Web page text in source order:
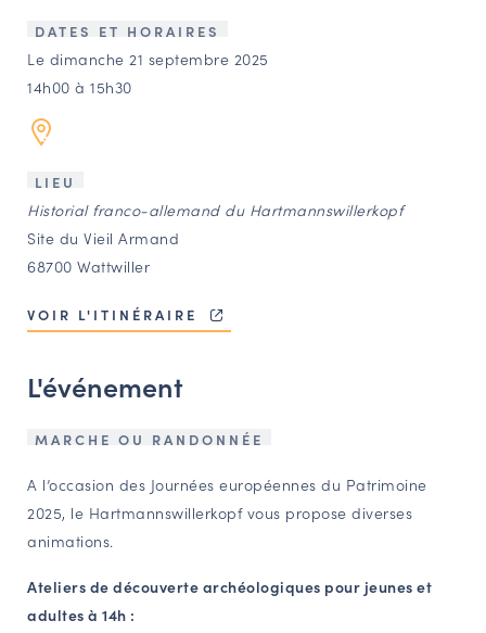
CONTACT
Agenda
Annuaire
Ressources
BOURSE D’ÉCHANGE
CARTES DES NAUDIN
Espace acteurs
NAVIGATION FILTRÉE « ACTEURS »
DATES ET HORAIRES
Le dimanche 21 septembre 2025
14h00 à 15h30
LIEU
Historial franco-allemand du Hartmannswillerkopf
Site du Vieil Armand
68700 Wattwiller
VOIR L'ITINÉRAIRE
L'événement
MARCHE OU RANDONNÉE
A l’occasion des Journées européennes du Patrimoine
2025, le Hartmannswillerkopf vous propose diverses
animations.
Ateliers de découverte archéologiques pour jeunes et
adultes à 14h :